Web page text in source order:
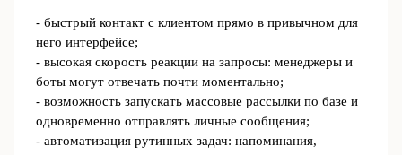
- быстрый контакт с клиентом прямо в привычном для
него интерфейсе;
- высокая скорость реакции на запросы: менеджеры и
боты могут отвечать почти моментально;
- возможность запускать массовые рассылки по базе и
одновременно отправлять личные сообщения;
- автоматизация рутинных задач: напоминания,